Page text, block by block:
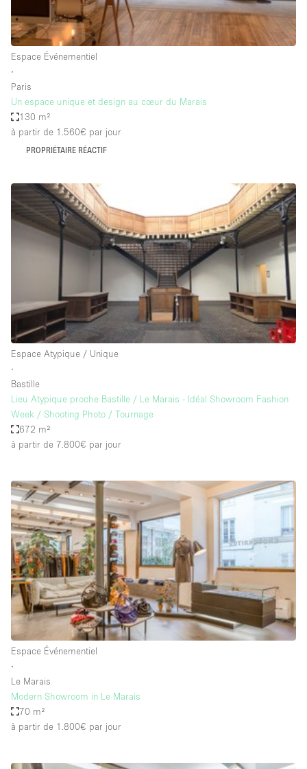
Entrepôt / Espace Stockage / Box
Espace Atypique / Unique
Espace Événementiel
Galerie d'art
Lobby / Accueil
Maison / Villa / Hôtel Particulier
Restaurant / Bar / Café
Rooftop
Salle de Conférence
Salle de Réunion
Salon / Festival
Studio Photo / Tournage
Étal de Marché
Accès aux handicapés
Air conditionné
Animals Friendly
Ascenseur
Bar
Cabines d'essayage
Chauffage
Concierge
Cuisine
Entrée Large
Espace Événementiel
∙
Paris
Un espace unique et design au cœur du Marais
130 m²
à partir de 1.560€ par jour
PROPRIÉTAIRE RÉACTIF
Espace Atypique / Unique
∙
Bastille
Lieu Atypique proche Bastille / Le Marais - Idéal Showroom Fashion
Week / Shooting Photo / Tournage
672 m²
à partir de 7.800€ par jour
Espace Événementiel
∙
Le Marais
Modern Showroom in Le Marais
70 m²
à partir de 1.800€ par jour